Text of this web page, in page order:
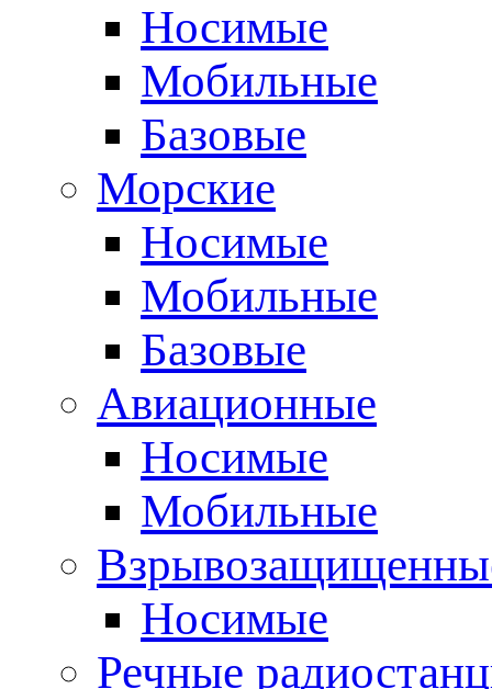
Носимые
Мобильные
Базовые
Морские
Носимые
Мобильные
Базовые
Авиационные
Носимые
Мобильные
Носимые
Речные